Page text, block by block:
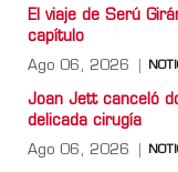
El viaje de Serú
capítulo
Ago 06, 2026
Joan Jett canceló
delicada cirugía
Ago 06, 2026